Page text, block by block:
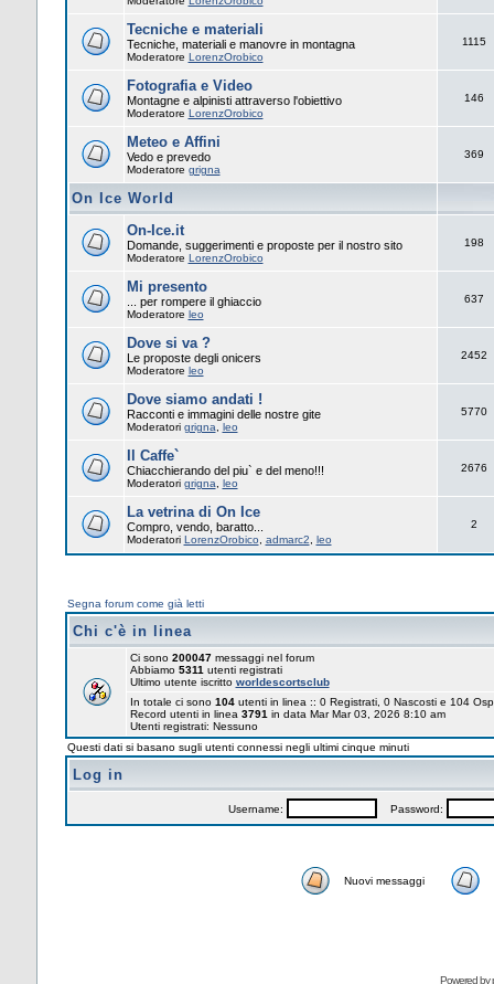
Tecniche e materiali
Tecniche, materiali e manovre in montagna
Moderatore LorenzOrobico
1115
Fotografia e Video
Montagne e alpinisti attraverso l'obiettivo
Moderatore LorenzOrobico
146
Meteo e Affini
Vedo e prevedo
Moderatore grigna
369
On Ice World
On-Ice.it
Domande, suggerimenti e proposte per il nostro sito
Moderatore LorenzOrobico
198
Mi presento
... per rompere il ghiaccio
Moderatore leo
637
Dove si va ?
Le proposte degli onicers
Moderatore leo
2452
Dove siamo andati !
Racconti e immagini delle nostre gite
Moderatori grigna leo
5770
Il Caffe`
Chiacchierando del piu` e del meno!!!
Moderatori grigna leo
2676
La vetrina di On Ice
Compro, vendo, baratto...
Moderatori LorenzOrobico admarc2 leo
2
Segna forum come già letti
Chi c'è in linea
Ci sono 200047messaggi nel forum
Abbiamo 5311 utenti registrati
Ultimo utente iscritto worldescortsclub
In totale ci sono 104utenti in linea :: 0 Registrati, 0 Nascosti e 104
Record utenti in linea 3791 in data Mar Mar 03, 2026 8:10 am
Utenti registrati: Nessuno
Questi dati si basano sugli utenti connessi negli ultimi cinque minuti
Log in
Username: Password:
Nuovi messaggi
Powered by